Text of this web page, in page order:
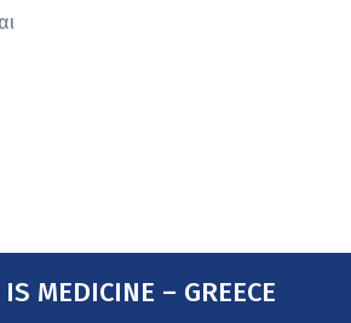
IS MEDICINE – GREECE